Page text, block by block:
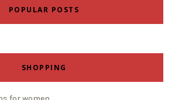
POPULAR POSTS
SHOPPING